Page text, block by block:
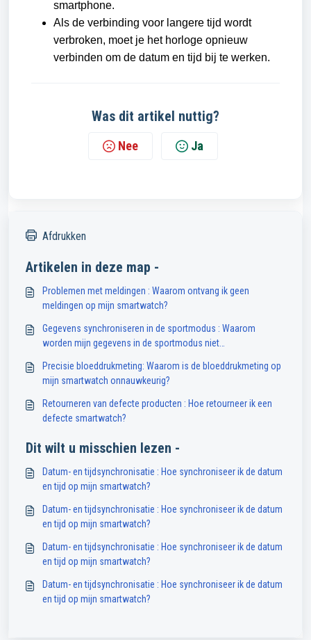
smartphone.
Als de verbinding voor langere tijd wordt
verbroken, moet je het horloge opnieuw
verbinden om de datum en tijd bij te werken.
Was dit artikel nuttig?
Nee Ja
Afdrukken
Artikelen in deze map -
Problemen met meldingen : Waarom ontvang ik geen
meldingen op mijn smartwatch?
Gegevens synchroniseren in de sportmodus : Waarom
worden mijn gegevens in de sportmodus niet
Precisie bloeddrukmeting: Waarom is de bloeddrukmeting op
mijn smartwatch onnauwkeurig?
Retourneren van defecte producten : Hoe retourneer ik een
defecte smartwatch?
Dit wilt u misschien lezen -
Datum- en tijdsynchronisatie : Hoe synchroniseer ik de datum
en tijd op mijn smartwatch?
Datum- en tijdsynchronisatie : Hoe synchroniseer ik de datum
en tijd op mijn smartwatch?
Datum- en tijdsynchronisatie : Hoe synchroniseer ik de datum
en tijd op mijn smartwatch?
Datum- en tijdsynchronisatie : Hoe synchroniseer ik de datum
en tijd op mijn smartwatch?